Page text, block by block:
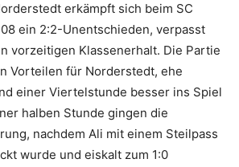
erkämpft sich beim SC
ein 2:2-Unentschieden, verpasst
vorzeitigen Klassenerhalt. Die Partie
Vorteilen für Norderstedt, ehe
einer Viertelstunde besser ins Spiel
halben Stunde gingen die
nachdem Ali mit einem Steilpass
wurde und eiskalt zum 1:0